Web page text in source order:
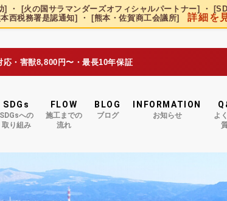
・ [火の国サラマンダーズオフィシャルパートナー] ・
西税務署是認通知] ・ [熊本・佐賀商工会議所]詳細を
・害獣8,800円〜・最長10年保証
SDGs
SDGsへの
取り組み
FLOW
施工までの
流れ
BLOG
ブログ
INFORMATION
お知らせ
よ